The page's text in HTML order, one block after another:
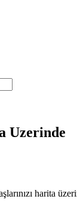
Uzerinde
harita